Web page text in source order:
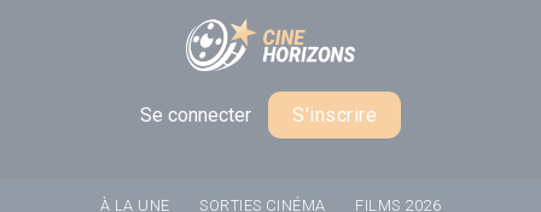
Se connecter S'inscrire
À LA UNE SORTIES CINÉMA
FILMS 2026
Panneau de gestion des cookies